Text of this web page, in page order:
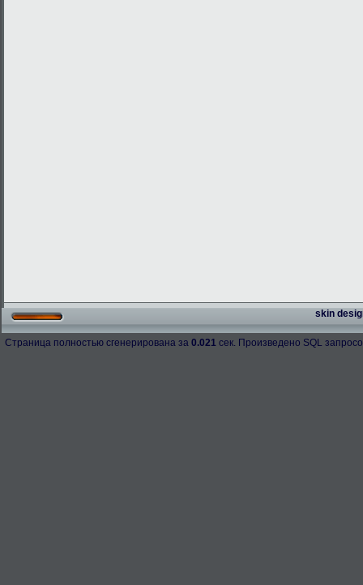
skin
Страница полностью сгенерирована за 0.021 сек. Произведено SQL